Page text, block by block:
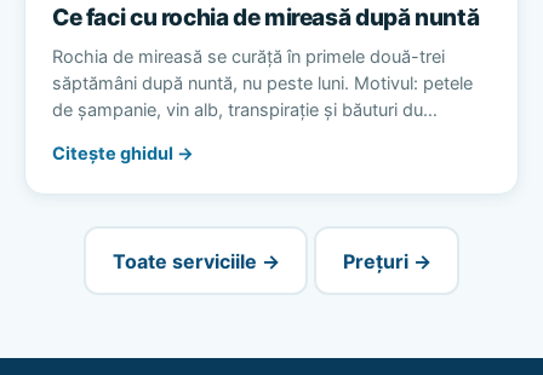
Ce faci cu rochia de mireasă după nuntă
Rochia de mireasă se curăță în primele două-trei
săptămâni după nuntă, nu peste luni. Motivul: petele
de șampanie, vin alb, transpirație și băuturi du…
Citește ghidul →
Toate serviciile → Prețuri →